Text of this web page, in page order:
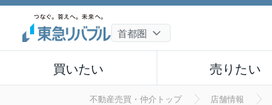
買いたい 売りたい
不動産売買・仲介トップ 店舗情報